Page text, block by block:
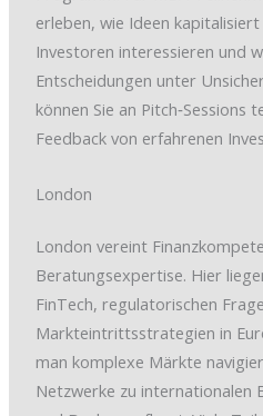
erleben, wie Ideen
Investoren interessieren und
Entscheidungen unter
können Sie an Pitch‑Sessions
Feedback von erfahrenen
London
London vereint
Beratungsexpertise. Hier
FinTech, regulatorischen
Markteintrittsstrategien in
man komplexe Märkte
Netzwerke zu internationalen